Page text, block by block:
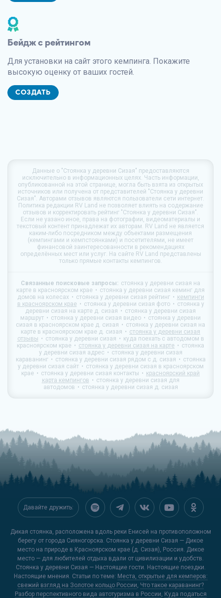
Бейдж с рейтингом
Для установки на сайт этого кемпинга. Покажите
высокую оценку от ваших гостей.
СОЗДАТЬ
Данные о "Стоянка у деревни Сизая" предоставляются
исключительно в информационных целях. Часть информации,
опубликованной на этой странице, могла быть взята из открытых
источников или получена от представителей "Стоянка у деревни
Сизая". Авторами отзывов являются пользователи сети интернет.
Политика редакции RV Land не позволяет влиять на содержание
отзывов и корректировать рейтинг "Стоянка у деревни Сизая".
Если не уазано иное, права на фотографии, видеоматериалы и
текстовый контент принадлежат их авторам. RV Land не является
каким-либо посредником между объектами размещения
(кемпингами и кемпстоянками) и посетителями, не имеет
финансовой заинтересованности в рекомендациях
определённых мест или услуг. На сайте RV Land представлены
только прямые контакты кемпингов.
Связанные поисковые запросы: стоянка у деревни сизая на
карте в красноярском крае
стоянка у деревни сизая кеминг для
домов на колесах
стоянка у деревни сизая рейтинг
кемпинги
в красноярском крае
стоянка у деревни сизая фото
стоянка у
деревни сизая на карте д. сизая
стоянка у деревни сизая
маршрут
стоянка у деревни сизая видео
стоянка у деревни
сизая в красноярском крае д. сизая
стоянка у деревни сизая на
карте в красноярском крае д. сизая
стоянка у деревни сизая
отзывы
стоянка у деревни сизая
куда поехать с автодомом в
красноярском крае
стоянка у деревни сизая на карте
стоянка
у деревни сизая адрес
стоянка у деревни сизая
караванинг
стоянка у деревни сизая рядом с д. сизая
стоянка
у деревни сизая сайт
стоянка у деревни сизая в красноярском
крае
стоянка у деревни сизая контакты
красноярский край
карта кемпингов
стоянка у деревни сизая для
автодомов
стоянка у деревни сизая д. сизая
Давайте дружить:
Дикая стоянка, расположена вдоль реки Енисей на противоположном
берегу от города Сияногорска. Стоянка у деревни Сизая — Дикое
место на природе в Красноярском крае (д. Сизая), Россия. Дикое
место — для любителей отдыха вдали от цивилизации и удобств.
Стоянка у деревни Сизая — Настоящие гости. Настоящие поездки.
Настоящие мнения. Статьи по теме: Места, открытые для кемперов:
свежий взгляд на Золотое кольцо России, Что такое караванинг?
Разбор перспективного вида автотуризма в России, Куда податься